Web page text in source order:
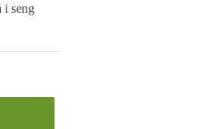
i seng